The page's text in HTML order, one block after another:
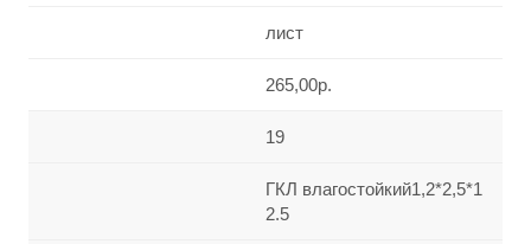
лист
265,00р.
19
ГКЛ влагостойкий1,2*2,5*1
2.5